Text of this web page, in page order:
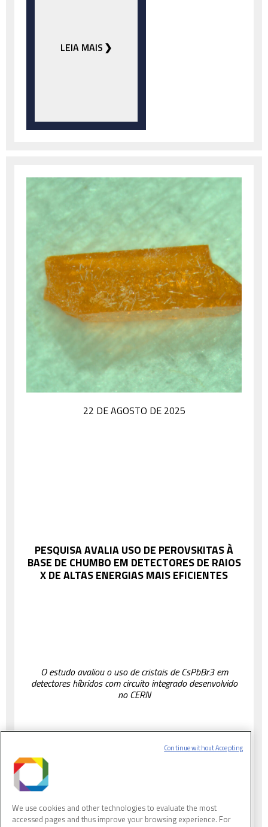
LEIA MAIS
22 DE AGOSTO DE 2025
PESQUISA AVALIA USO DE PEROVSKITAS À
BASE DE CHUMBO EM DETECTORES DE RAIOS
X DE ALTAS ENERGIAS MAIS EFICIENTES
O estudo avaliou o uso de cristais de CsPbBr3 em
detectores híbridos com circuito integrado desenvolvido
no CERN
We use cookies and other technologies to evaluate the most
accessed pages and thus improve your browsing experience. For
Continue without Accepting